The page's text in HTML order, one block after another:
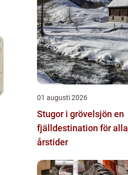
01 augusti 2026
Stugor i grövelsjön en
fjälldestination för alla
årstider